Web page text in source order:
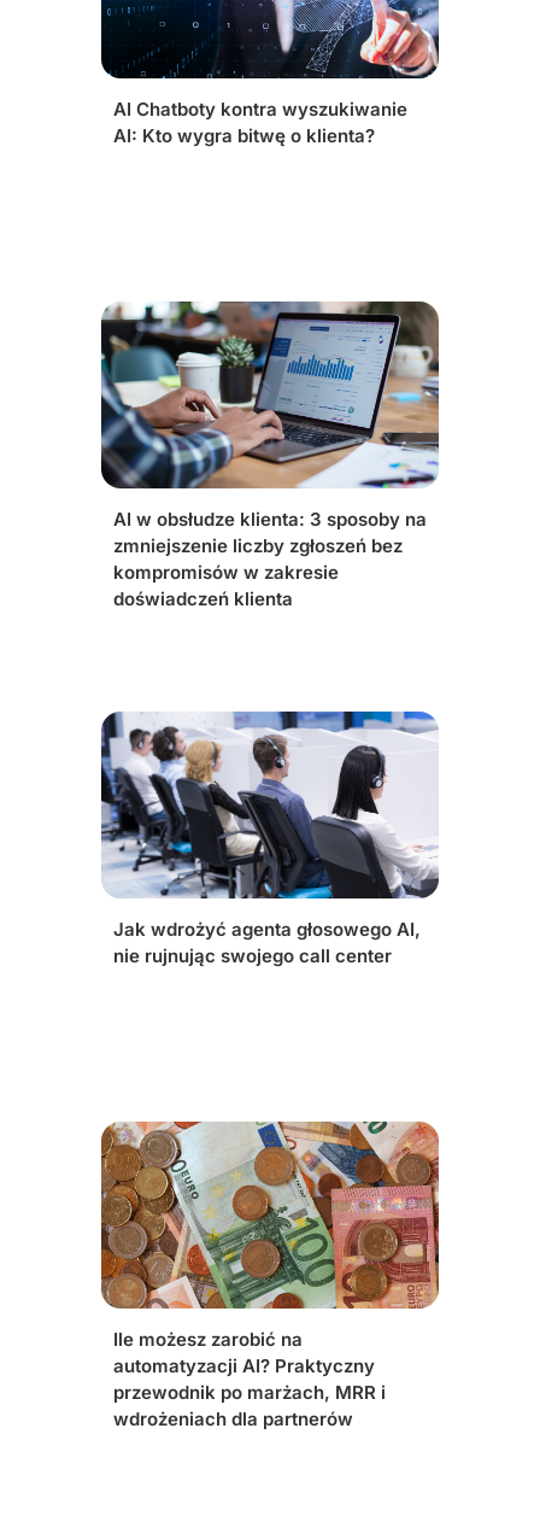
AI Chatboty kontra wyszukiwanie
AI: Kto wygra bitwę o klienta?
AI w obsłudze klienta: 3 sposoby na
zmniejszenie liczby zgłoszeń bez
kompromisów w zakresie
doświadczeń klienta
Jak wdrożyć agenta głosowego AI,
nie rujnując swojego call center
Ile możesz zarobić na
automatyzacji AI? Praktyczny
przewodnik po marżach, MRR i
wdrożeniach dla partnerów